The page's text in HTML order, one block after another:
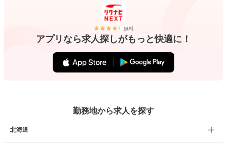
無料
アプリなら求人探しがもっと快適に！
勤務地から求人を探す
北海道